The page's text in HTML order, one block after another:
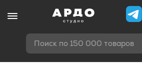
Поиск по 150 000 товаров